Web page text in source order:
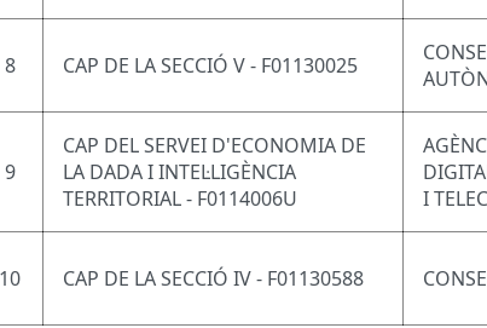
8 CAP DE LA SECCIÓ V - F01130025
9
CAP DEL SERVEI D'ECONOMIA DE
LA DADA I INTEL·LIGÈNCIA
TERRITORIAL - F0114006U
I
10 CAP DE LA SECCIÓ IV - F01130588